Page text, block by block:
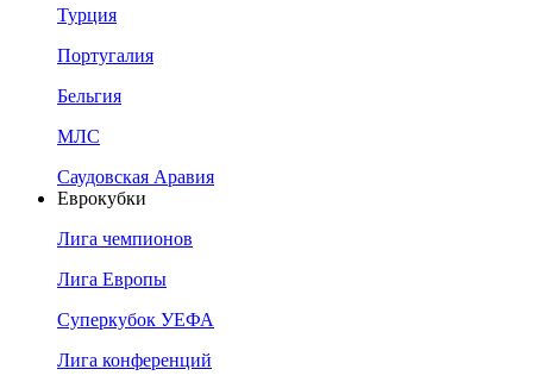
Турция
Португалия
Бельгия
МЛС
Саудовская Аравия
Еврокубки
Лига чемпионов
Лига Европы
Суперкубок УЕФА
Лига конференций